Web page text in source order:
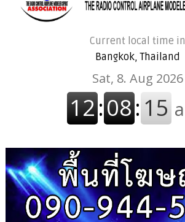
Current local time in
Bangkok, Thailand